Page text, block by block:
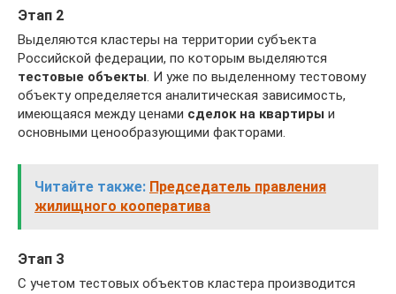
Этап 2
Выделяются кластеры на территории субъекта
Российской федерации, по которым выделяются
тестовые объекты. И уже по выделенному тестовому
объекту определяется аналитическая зависимость,
имеющаяся между ценами сделок на квартиры и
основными ценообразующими факторами.
Читайте также: Председатель правления
жилищного кооператива
Этап 3
С учетом тестовых объектов кластера производится